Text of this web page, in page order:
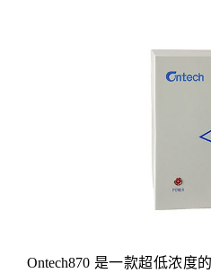
Ontech870 是一款超低浓度